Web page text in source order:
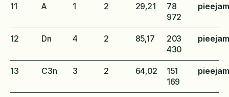
11 A 1 2 29,21
78
972
12 Dn 4 2 85,17
203
430
13 C3n 3 2 64,02
151
169